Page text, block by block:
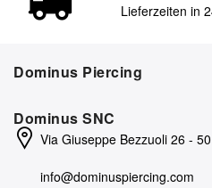
Lieferzeiten in
Dominus Piercing
Dominus SNC
Via Giuseppe Bezzuoli 26 -
info@dominuspiercing.com